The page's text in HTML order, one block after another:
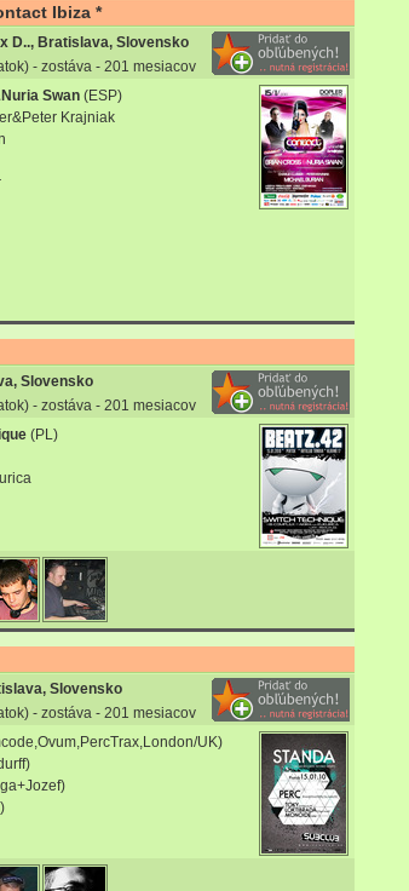
Ibiza *
D.., Bratislava, Slovensko
- zostáva - 201 mesiacov
Swan (ESP)
Krajniak
Slovensko
- zostáva - 201 mesiacov
(PL)
Slovensko
- zostáva - 201 mesiacov
UK)